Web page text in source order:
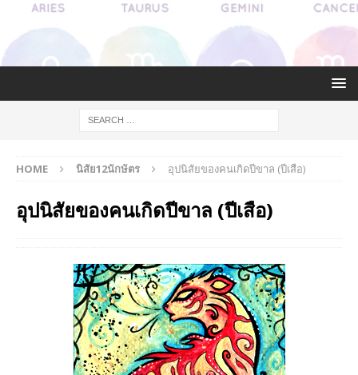
HOME นิสัย12นักษัตร อุปนิสัยของคนเกิดปีขาล (ปีเสือ)
อุปนิสัยของคนเกิดปีขาล (ปีเสือ)